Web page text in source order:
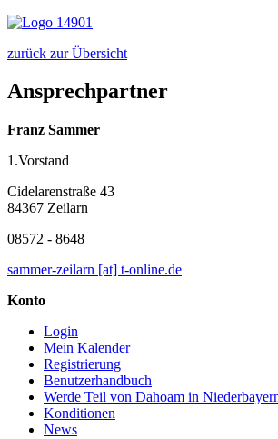
zurück zur Übersicht
Ansprechpartner
Franz Sammer
1.Vorstand
Cidelarenstraße 43
84367 Zeilarn
08572 - 8648
sammer-zeilarn [at] t-online.de
Konto
Login
Mein Kalender
Registrierung
Benutzerhandbuch
Werde Teil von Dahoam in
Konditionen
News